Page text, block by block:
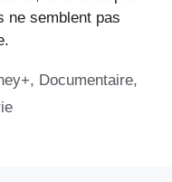
semblent pas
, Documentaire,